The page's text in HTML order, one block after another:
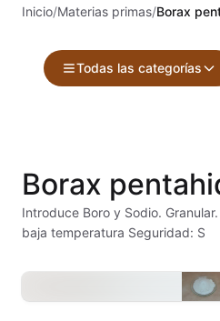
Inicio/Materias primas/Borax
Todas las categorías
Alambre Kanthal
Borax
Introduce Boro y Sodio.
baja temperatura Seguridad: S